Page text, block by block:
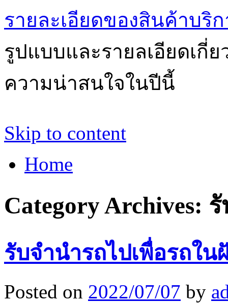
รายละเอียดของสินค้าบ
รูปแบบและรายลเอียดเกี่
ความน่าสนใจในปีนี้
Skip to content
Home
Category Archives:
รับจำนำรถไปเพื่อรถใ
Posted on 2022/07/07 by